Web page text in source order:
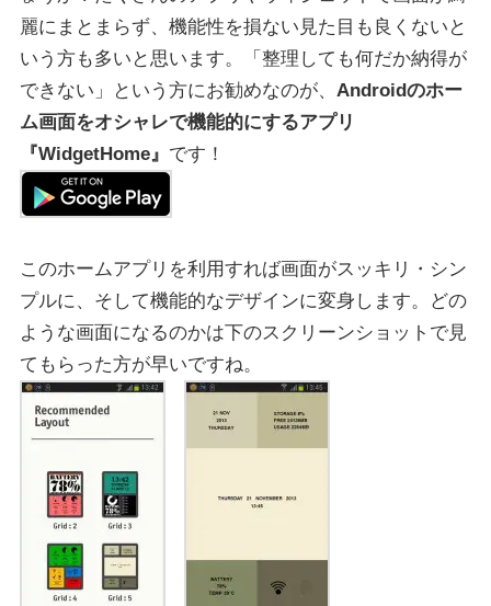
麗にまとまらず、機能性を損ない見た目も良くないと
いう方も多いと思います。「整理しても何だか納得が
できない」という方にお勧めなのが、 Androidのホー
ム画面をオシャレで機能的にするアプリ
『WidgetHome』 です！
このホームアプリを利用すれば画面がスッキリ・シン
プルに、そして機能的なデザインに変身します。どの
ような画面になるのかは下のスクリーンショットで見
てもらった方が早いですね。